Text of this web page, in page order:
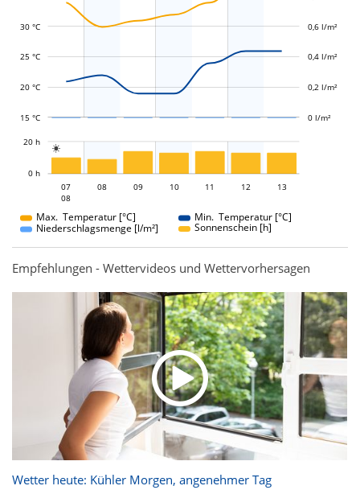
15 °C
20 °C
25 °C
30 °C
0 l/m²
0,2 l/m²
0,4 l/m²
0,6 l/m²

0 h
20 h
07
07
08
08 09 10 11 12 13
Max. Temperatur [°C]
Min. Temperatur [°C]
Niederschlagsmenge [l/m²]
Sonnenschein [h]
Empfehlungen - Wettervideos und Wettervorhersagen
Wetter heute: Kühler Morgen, angenehmer Tag